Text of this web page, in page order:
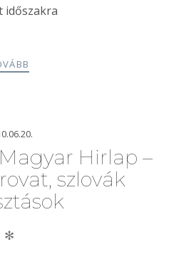
időszakra
Hirlap –
szlovák
✻